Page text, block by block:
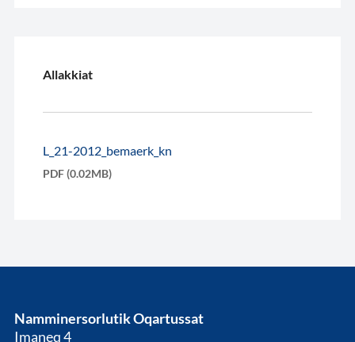
Allakkiat
L_21-2012_bemaerk_kn
PDF (0.02MB)
Namminersorlutik Oqartussat
Imaneq 4